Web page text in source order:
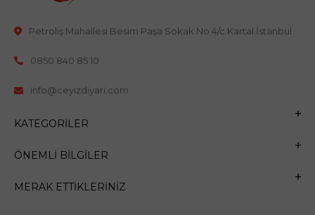
Petroliş Mahallesi Besim Paşa Sokak No 4/c Kartal İstanbul
0850 840 85 10
info@ceyizdiyari.com
KATEGORILER
ÖNEMLI BILGILER
MERAK ETTIKLERINIZ